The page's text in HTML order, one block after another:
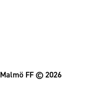
Vanliga frågor om
Grundskolefotboll
Fonder
Malmö FF© 2026